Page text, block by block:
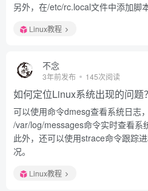
另外，在/etc/rc.local文件中添加脚
Linux教程
不念
3年前发布 145次阅读
如何定位Linux系统出现的问题？
可以使用命令dmesg查看系统日志
/var/log/messages命令实时查看系
此外，还可以使用strace命令跟踪
况。
Linux教程